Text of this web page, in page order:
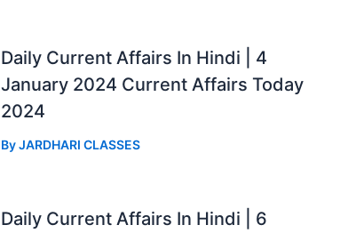
Daily Current Affairs In Hindi | 4
January 2024 Current Affairs Today
2024
ByJARDHARI CLASSES
Daily Current Affairs In Hindi | 6